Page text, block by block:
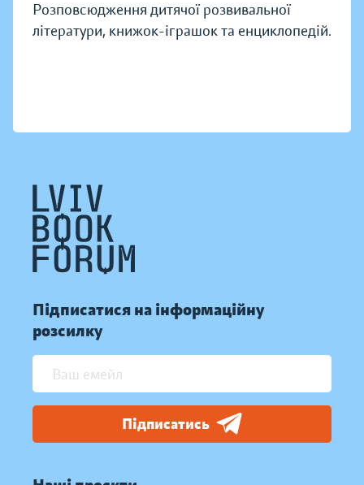
Розповсюдження дитячої розвивальної
літератури, книжок-іграшок та енциклопедій.
Підписатися на інформаційну
розсилку
Підписатись